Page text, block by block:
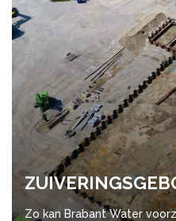
Zo kan Brabant Water